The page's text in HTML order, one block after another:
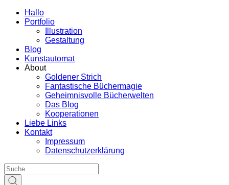
Hallo
Portfolio
Illustration
Gestaltung
Blog
Kunstautomat
About
Goldener Strich
Fantastische Büchermagie
Geheimnisvolle Bücherwelten
Das Blog
Kooperationen
Liebe Links
Kontakt
Impressum
Datenschutzerklärung